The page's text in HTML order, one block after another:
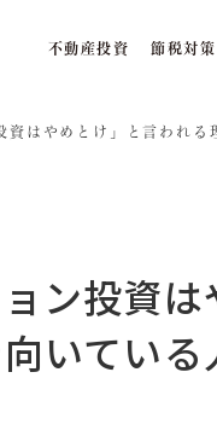
不動産投資 節税対策
資はやめとけ」と言われ
ン投資
いてい